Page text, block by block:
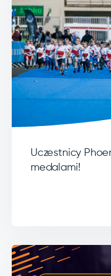
Uczestnicy
medalami!